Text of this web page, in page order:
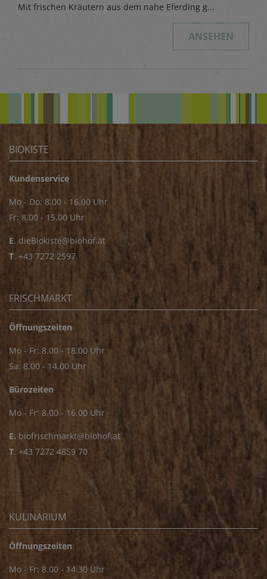
Mit frischen Kräutern aus dem nahe Eferding g...
ANSEHEN
BIOKISTE
Kundenservice
Mo - Do: 8.00 - 16.00 Uhr
Fr: 8.00 - 15.00 Uhr
E. dieBiokiste@biohof.at
T. +43 7272 2597
FRISCHMARKT
Öffnungszeiten
Mo - Fr: 8.00 - 18.00 Uhr
Sa: 8.00 - 14.00 Uhr
Bürozeiten
Mo - Fr: 8.00 - 16.00 Uhr
E. biofrischmarkt@biohof.at
T. +43 7272 4859 70
KULINARIUM
Öffnungszeiten
Mo - Fr: 8.00 - 14.30 Uhr